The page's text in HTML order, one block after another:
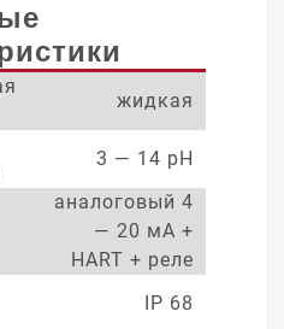
жидкая
3 — 14 pH
аналоговый 4
— 20 мА +
HART + реле
IP 68